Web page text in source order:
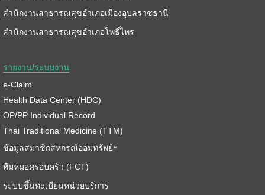
สำนักงานสาธารณสุขอำเภอเมืองอุบลราชธานี
สำนักงานสาธารณสุขอำเภอโพธิ์ไทร
รายงาน/ระบบงาน
e-Claim
Health Data Center (HDC)
OP/PP Individual Record
Thai Traditional Medicine (TTM)
ข้อมูลสมาชิกสหกรณ์ออมทรัพย์ฯ
ทีมหมอครอบครัว (FCT)
ระบบขึ้นทะเบียนหน่วยบริการ